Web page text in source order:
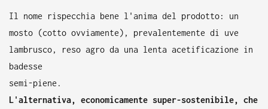
Il nome rispecchia bene l'anima del prodotto: un
mosto (cotto ovviamente), prevalentemente di uve
lambrusco, reso agro da una lenta acetificazione in
badesse
semi-piene.
L'alternativa, economicamente super-sostenibile, che